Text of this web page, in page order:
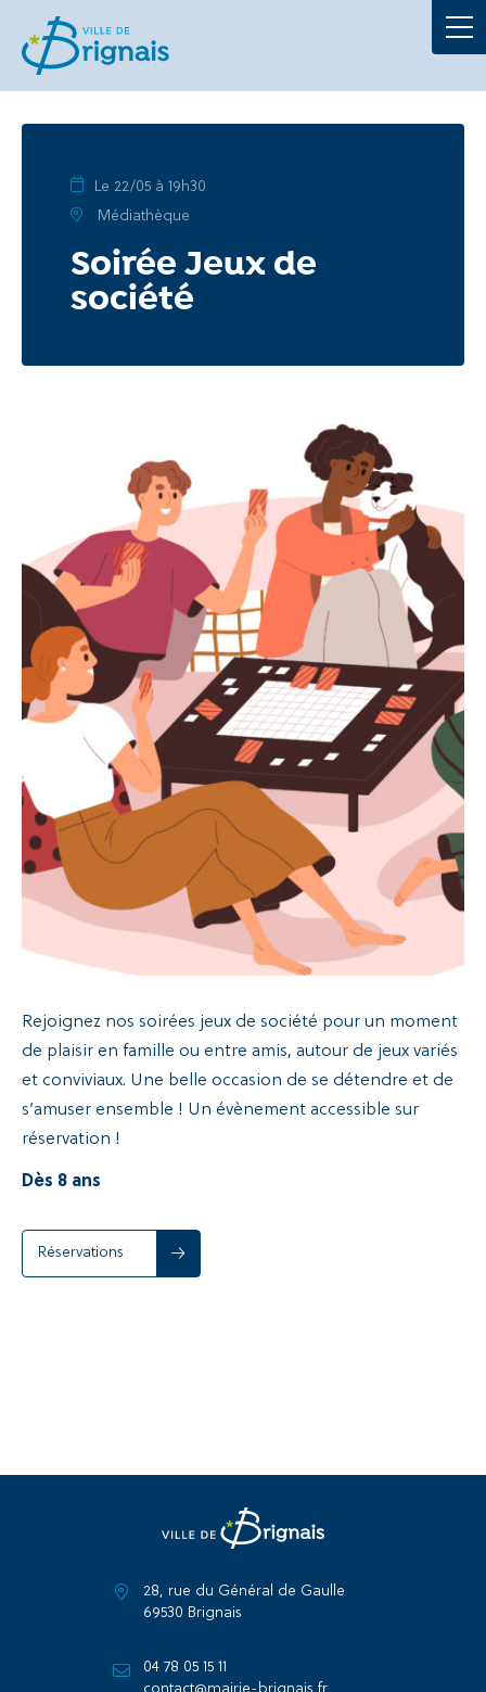
Le 22/05 à 19h30
Médiathèque
Soirée Jeux de
société
Rejoignez nos soirées jeux de société pour un moment
de plaisir en famille ou entre amis, autour de jeux variés
et conviviaux. Une belle occasion de se détendre et de
s’amuser ensemble ! Un évènement accessible sur
réservation !
Dès 8 ans
Réservations
28, rue du Général de Gaulle
69530 Brignais
04 78 05 15 11
La Mairie
Au quotidien
Culture et loisirs
Recherche